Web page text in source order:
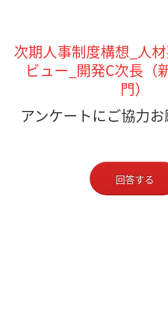
次期人事制度構想_人
ビュー_開発C次長（
門）
アンケートにご協力お
回答する